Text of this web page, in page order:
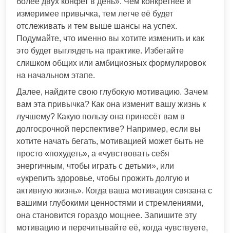
измеримее привычка, тем легче её будет
отслеживать и тем выше шансы на успех.
Подумайте, что именно вы хотите изменить и как
это будет выглядеть на практике. Избегайте
слишком общих или амбициозных формулировок
на начальном этапе.
Далее, найдите свою глубокую мотивацию. Зачем
вам эта привычка? Как она изменит вашу жизнь к
лучшему? Какую пользу она принесёт вам в
долгосрочной перспективе? Например, если вы
хотите начать бегать, мотивацией может быть не
просто «похудеть», а «чувствовать себя
энергичным, чтобы играть с детьми», или
«укрепить здоровье, чтобы прожить долгую и
активную жизнь». Когда ваша мотивация связана с
вашими глубокими ценностями и стремлениями,
она становится гораздо мощнее. Запишите эту
мотивацию и перечитывайте её, когда чувствуете,